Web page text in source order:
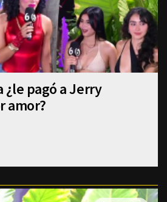
¿le pagó a Jerry
amor?